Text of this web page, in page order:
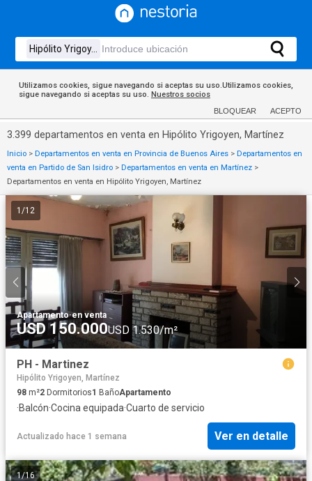
Utilizamos cookies, sigue navegando si aceptas su uso.Utilizamos cookies,
sigue navegando si aceptas su uso. Nuestros socios
BLOQUEAR ACEPTO
3.399 departamentos en venta en Hipólito Yrigoyen, Martínez
Inicio > Departamentos en venta en Provincia de Buenos Aires > Departamentos en
venta en Partido de San Isidro > Departamentos en venta en Martínez >
Departamentos en venta en Hipólito Yrigoyen, Martínez
1 /12
Apartamento·en venta
USD 150.000USD 1.530/m²
PH - Martinez
Hipólito Yrigoyen, Martínez
98 m²2 Dormitorios1 BañoApartamento
·Balcón·Cocina equipada·Cuarto de servicio
Actualizado hace 1 semana Ver en detalle
1/16